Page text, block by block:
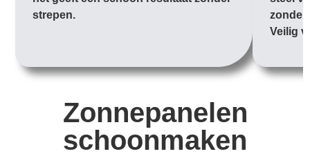
strepen.
zonder
Veilig
Zonnepanelen
schoonmaken